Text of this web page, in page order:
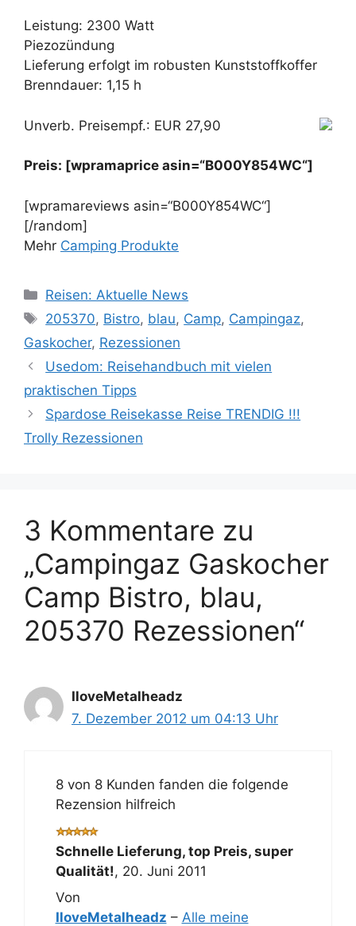
Leistung: 2300 Watt
Piezozündung
Lieferung erfolgt im robusten Kunststoffkoffer
Brenndauer: 1,15 h
Unverb. Preisempf.: EUR 27,90
Preis: [wpramaprice asin=“B000Y854WC“]
[wpramareviews asin=“B000Y854WC“]
[/random]
Mehr Camping Produkte
Kategorien
Reisen: Aktuelle News
Schlagwörter
205370, Bistro, blau, Camp, Campingaz,
Gaskocher, Rezessionen
Usedom: Reisehandbuch mit vielen
praktischen Tipps
Spardose Reisekasse Reise TRENDIG !!!
Trolly Rezessionen
3 Kommentare zu
„Campingaz Gaskocher
Camp Bistro, blau,
205370 Rezessionen“
IloveMetalheadz
7. Dezember 2012 um 04:13 Uhr
8 von 8 Kunden fanden die folgende
Rezension hilfreich
Schnelle Lieferung, top Preis, super
Qualität!, 20. Juni 2011
Von
IloveMetalheadz – Alle meine